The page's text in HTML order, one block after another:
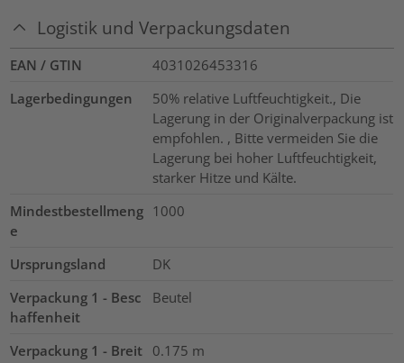
Logistik und Verpackungsdaten
EAN / GTIN
4031026453316
Lagerbedingungen
50% relative Luftfeuchtigkeit., Die
Lagerung in der Originalverpackung ist
empfohlen. , Bitte vermeiden Sie die
Lagerung bei hoher Luftfeuchtigkeit,
starker Hitze und Kälte.
Mindestbestellmeng
e
1000
Ursprungsland
DK
Verpackung 1 - Besc
haffenheit
Beutel
Verpackung 1 - Breit 0.175 m